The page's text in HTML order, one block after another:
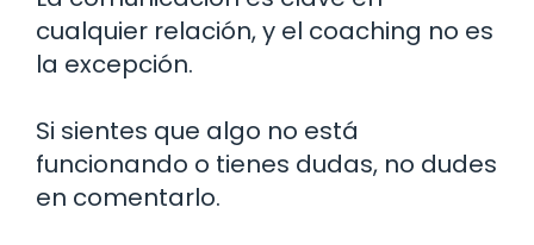
cualquier relación, y el coaching no es
la excepción.
Si sientes que algo no está
funcionando o tienes dudas, no dudes
en comentarlo.